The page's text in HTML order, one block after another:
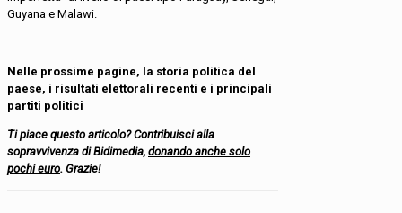
Guyana e Malawi.
Nelle prossime pagine, la storia politica del
paese, i risultati elettorali recenti e i principali
partiti politici
Ti piace questo articolo? Contribuisci alla
sopravvivenza di Bidimedia, donando anche solo
pochi euro. Grazie!